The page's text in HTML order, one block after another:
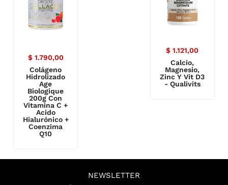
$ 1.121,00
Calcio,
Magnesio,
Zinc Y Vit D3
- Qualivits
$1.790,00
Colágeno
Hidrolizado
Age
Biologique
200g Con
Vitamina C +
Acido
Hialurónico +
Coenzima
Q10
NEWSLETTER